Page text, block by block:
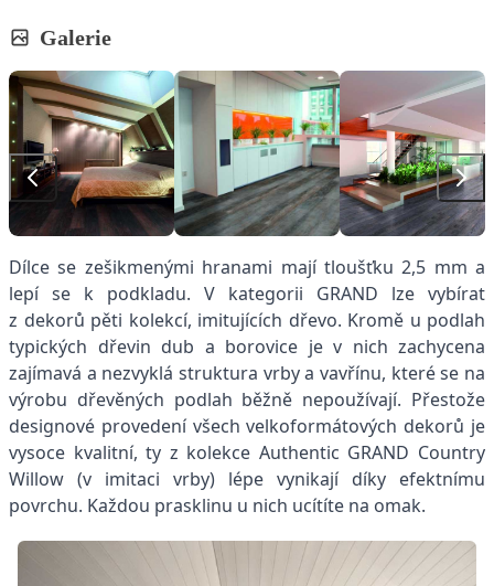
Galerie
Dílce se zešikmenými hranami mají tloušťku 2,5 mm a
lepí se k podkladu. V kategorii GRAND lze vybírat
z dekorů pěti kolekcí, imitujících dřevo. Kromě u podlah
typických dřevin dub a borovice je v nich zachycena
zajímavá a nezvyklá struktura vrby a vavřínu, které se na
výrobu dřevěných podlah běžně nepoužívají. Přestože
designové provedení všech velkoformátových dekorů je
vysoce kvalitní, ty z kolekce Authentic GRAND Country
Willow (v imitaci vrby) lépe vynikají díky efektnímu
povrchu. Každou prasklinu u nich ucítíte na omak.